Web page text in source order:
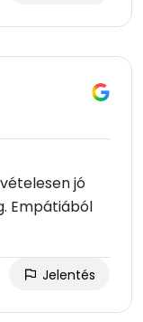
jó
Empátiából
Jelentés